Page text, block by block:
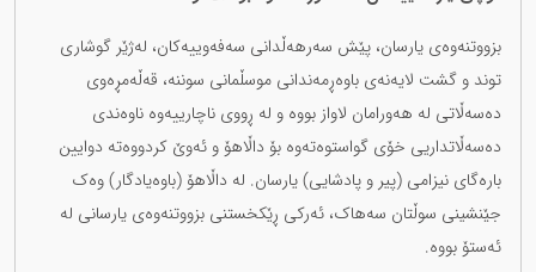
بزووتنەوەی یارسان، پێش سەرهەڵدانی سەفەوییەکان، لەژێر گوشاری
توند و گشت لایەنەی باوەڕمەندانی موسڵمانی سوننە، قەڵەمڕەوی
دەسەڵاتی لە هەورامان لاواز بووە و لە ڕووی ناچارییەوە ناوەندی
دەسەڵاتداریی خۆی گواستوەتەوە بۆ داڵاهۆ و ئەوێ کردووەتە دوایین
بارەگای نیزامی (پیر و پادشایی) یارسان. لە داڵاهۆ (باوەیادگار) وەک
جێنشینی سوڵتان سەهاک، ئەرکی ڕێکخستنی بزووتنەوەی یارسانی لە
ئەستۆ بووە.